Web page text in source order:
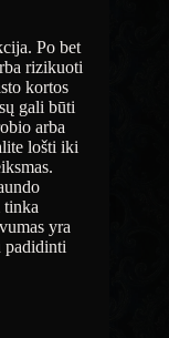
Po bet
rizikuoti
kortos
gali būti
arba
lošti iki
tinka
yra
padidinti